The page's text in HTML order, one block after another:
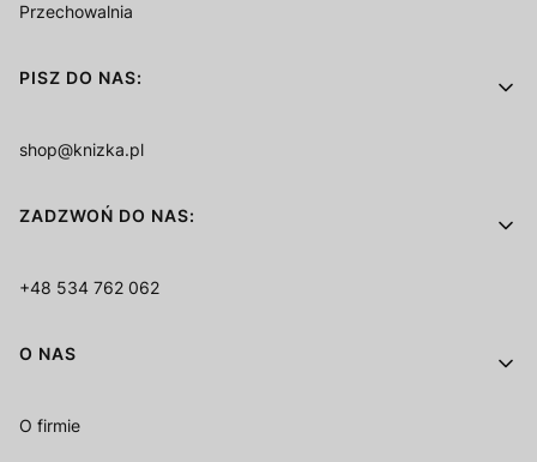
Przechowalnia
PISZ DO NAS:
shop@knizka.pl
ZADZWOŃ DO NAS:
+48 534 762 062
O NAS
O firmie